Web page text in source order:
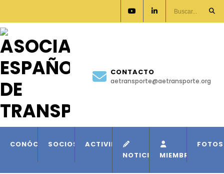
CONTACTO
aetransporte@aetransporte.org
CONÓCENOSSOCIOS
ACTIVIDADES
NOTICIAS MIEMBROS
FOTOS